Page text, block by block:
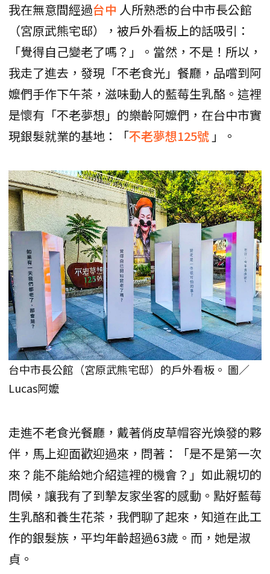
我在無意間經過台中 人所熟悉的台中市長公館
（宮原武熊宅邸），被戶外看板上的話吸引：
「覺得自己變老了嗎？」。當然，不是！所以，
我走了進去，發現「不老食光」餐廳，品嚐到阿
嬤們手作下午茶，滋味動人的藍莓生乳酪。這裡
是懷有「不老夢想」的樂齡阿嬤們，在台中市實
現銀髮就業的基地：「不老夢想125號 」。
台中市長公館（宮原武熊宅邸）的戶外看板。 圖／
Lucas阿嬤
走進不老食光餐廳，戴著俏皮草帽容光煥發的夥
伴，馬上迎面歡迎過來，問著：「是不是第一次
來？能不能給她介紹這裡的機會？」如此親切的
問候，讓我有了到摯友家坐客的感動。點好藍莓
生乳酪和養生花茶，我們聊了起來，知道在此工
作的銀髮族，平均年齡超過63歲。而，她是淑
貞。